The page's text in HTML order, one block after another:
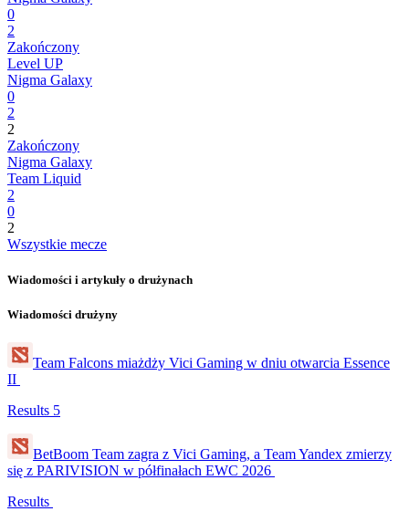
0
2
Zakończony
Level UP
Nigma Galaxy
0
2
2
Zakończony
Nigma Galaxy
Team Liquid
2
0
2
Wszystkie mecze
Wiadomości i artykuły o drużynach
Wiadomości drużyny
Team Falcons miażdży Vici Gaming w dniu otwarcia Essence
II
Results 5
BetBoom Team zagra z Vici Gaming, a Team Yandex zmierzy
się z PARIVISION w półfinałach EWC 2026
Results